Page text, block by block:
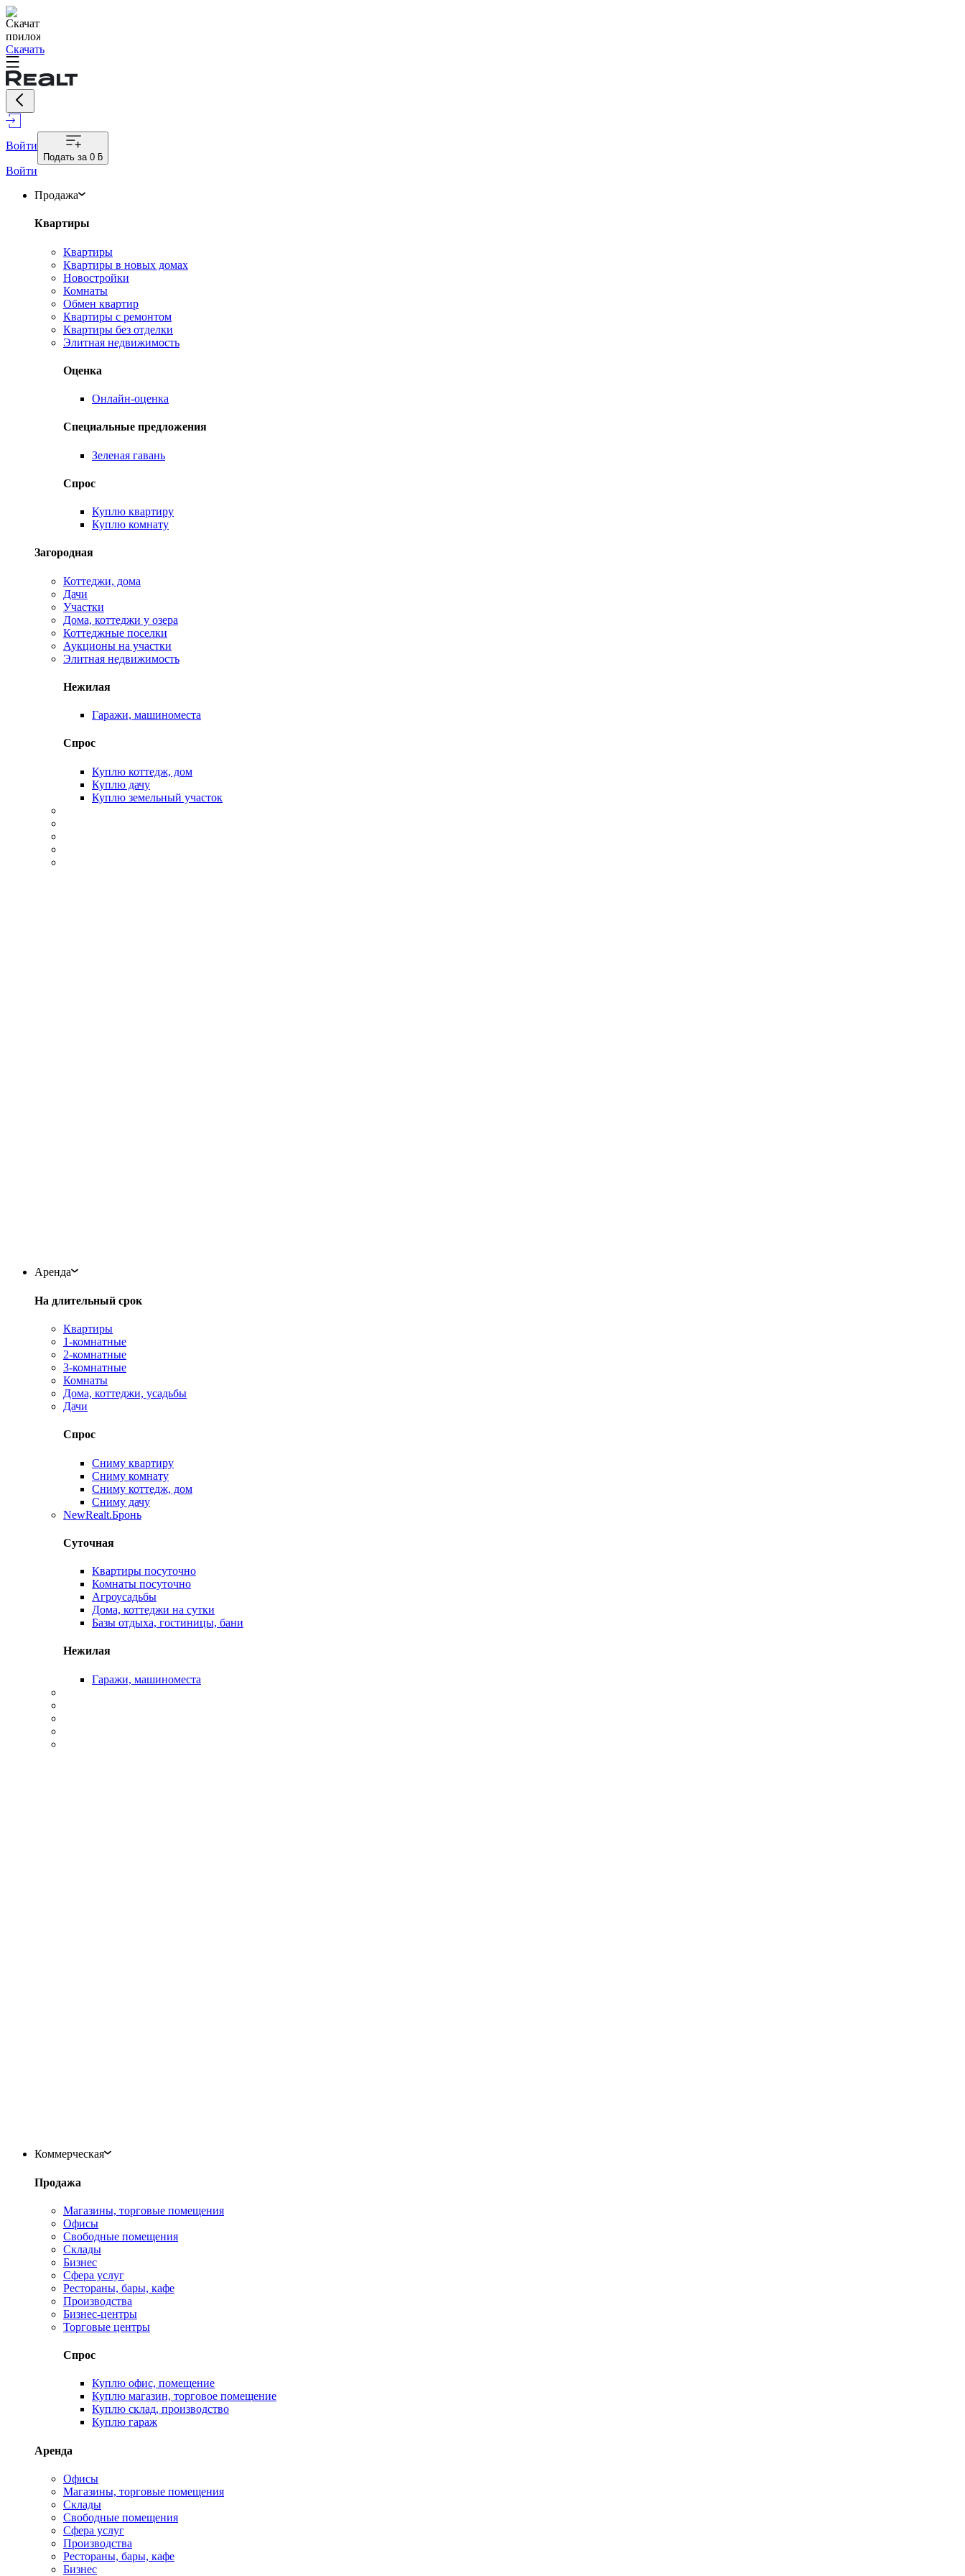
Скачать
Войти
Подать за 0 ƃ
Войти
Продажа
Квартиры
Квартиры
Квартиры в новых домах
Новостройки
Комнаты
Обмен квартир
Квартиры с ремонтом
Квартиры без отделки
Элитная недвижимость
Оценка
Онлайн-оценка
Специальные предложения
Зеленая гавань
Спрос
Куплю квартиру
Куплю комнату
Загородная
Коттеджи, дома
Дачи
Участки
Дома, коттеджи у озера
Коттеджные поселки
Аукционы на участки
Элитная недвижимость
Нежилая
Гаражи, машиноместа
Спрос
Куплю коттедж, дом
Куплю дачу
Куплю земельный участок
Аренда
На длительный срок
Квартиры
1-комнатные
2-комнатные
3-комнатные
Комнаты
Дома, коттеджи, усадьбы
Дачи
Спрос
Сниму квартиру
Сниму комнату
Сниму коттедж, дом
Сниму дачу
NewRealt.Бронь
Суточная
Квартиры посуточно
Комнаты посуточно
Агроусадьбы
Дома, коттеджи на сутки
Базы отдыха, гостиницы, бани
Нежилая
Гаражи, машиноместа
Коммерческая
Продажа
Магазины, торговые помещения
Офисы
Свободные помещения
Склады
Бизнес
Сфера услуг
Рестораны, бары, кафе
Производства
Бизнес-центры
Торговые центры
Спрос
Куплю офис, помещение
Куплю магазин, торговое помещение
Куплю склад, производство
Куплю гараж
Аренда
Офисы
Магазины, торговые помещения
Склады
Свободные помещения
Сфера услуг
Производства
Рестораны, бары, кафе
Бизнес